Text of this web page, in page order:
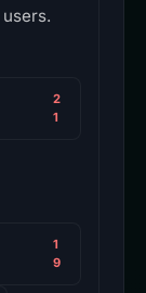
users.
2
1
1
9